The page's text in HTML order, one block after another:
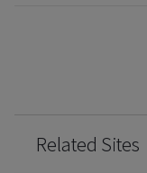
Related Sites